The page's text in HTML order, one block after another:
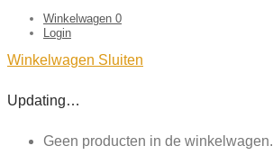
Winkelwagen 0
Login
Winkelwagen Sluiten
Updating…
Geen producten in de winkelwagen.